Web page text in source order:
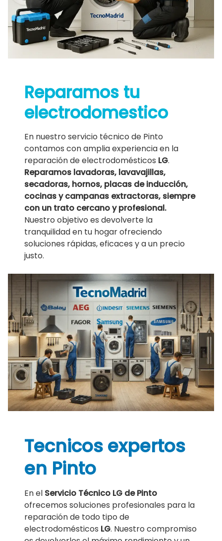
Reparamos tu
electrodomestico
En nuestro servicio técnico de Pinto
contamos con amplia experiencia en la
reparación de electrodomésticos LG.
Reparamos lavadoras, lavavajillas,
secadoras, hornos, placas de inducción,
cocinas y campanas extractoras, siempre
con un trato cercano y profesional.
Nuestro objetivo es devolverte la
tranquilidad en tu hogar ofreciendo
soluciones rápidas, eficaces y a un precio
justo.
Tecnicos expertos
en Pinto
En el Servicio Técnico LG de Pinto
ofrecemos soluciones profesionales para la
reparación de todo tipo de
electrodomésticos LG. Nuestro compromiso